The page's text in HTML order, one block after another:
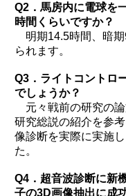
Q2．馬房内に電球を
時間くらいですか？
明期14.5時間、暗
られます。
Q3．ライトコントロ
でしょうか？
元々戦前の研究の
研究総説の紹介を参
像診断を実際に実施
た。
Q4．超音波診断に新
子の3D画像抽出に成